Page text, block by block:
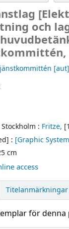
och
[aut]
Stockholm : Fritze,
: [Graphic
cm
access
Titelanmärkningar
för denna